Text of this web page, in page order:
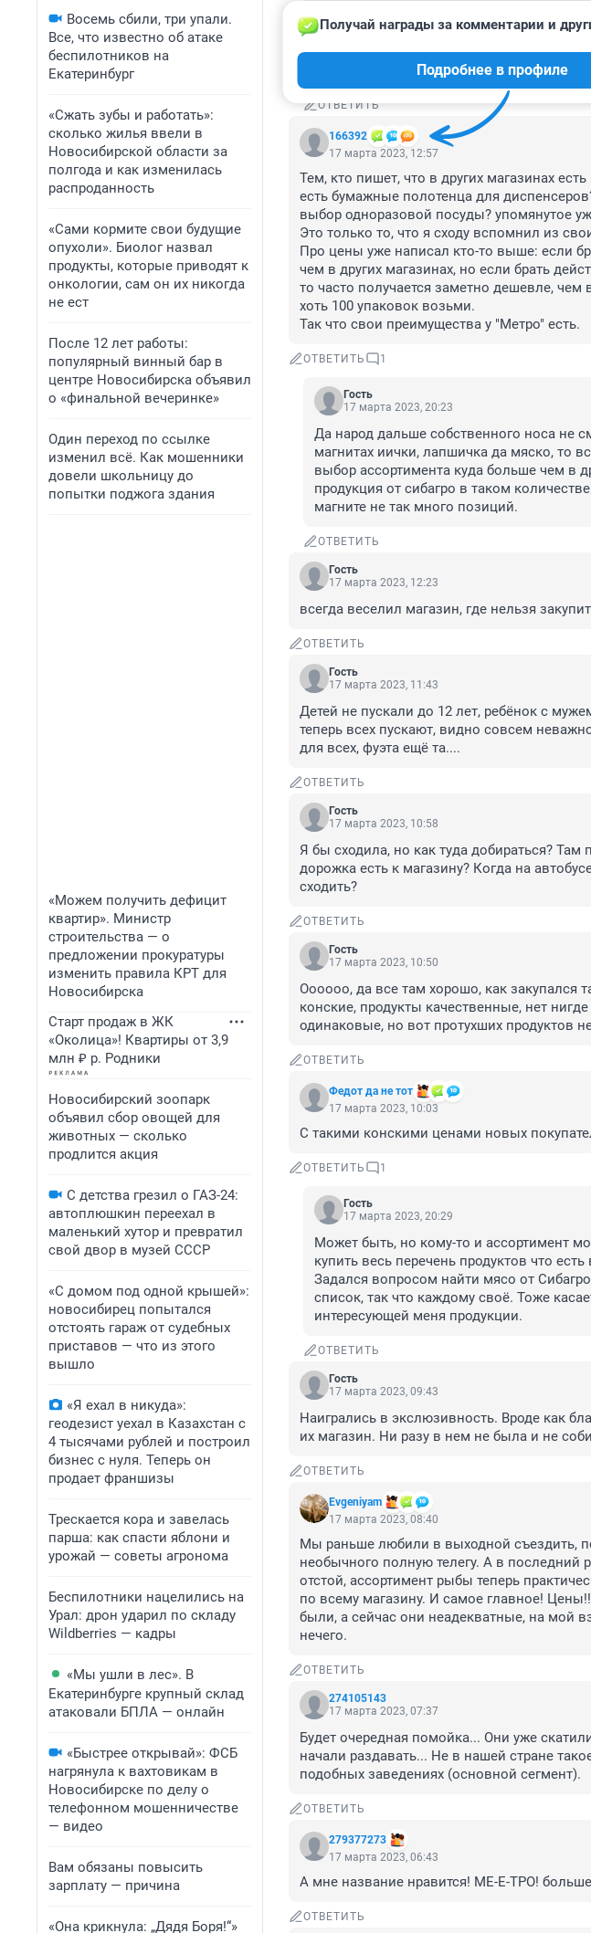
Восемь сбили, три упали.
Все, что известно об атаке
беспилотников на
Екатеринбург
«Сжать зубы и работать»:
сколько жилья ввели в
Новосибирской области за
полгода и как изменилась
распроданность
«Сами кормите свои будущие
опухоли». Биолог назвал
продукты, которые приводят к
онкологии, сам он их никогда
не ест
После 12 лет работы:
популярный винный бар в
центре Новосибирска объявил
о «финальной вечеринке»
Один переход по ссылке
изменил всё. Как мошенники
довели школьницу до
попытки поджога здания
«Можем получить дефицит
квартир». Министр
строительства — о
предложении прокуратуры
изменить правила КРТ для
Новосибирска
Старт продаж в ЖК
«Околица»! Квартиры от 3,9
млн ₽ р. Родники
Новосибирский зоопарк
объявил сбор овощей для
животных — сколько
продлится акция
С детства грезил о ГАЗ-24:
автоплюшкин переехал в
маленький хутор и превратил
свой двор в музей СССР
«С домом под одной крышей»:
новосибирец попытался
отстоять гараж от судебных
приставов — что из этого
вышло
«Я ехал в никуда»:
геодезист уехал в Казахстан с
4 тысячами рублей и построил
бизнес с нуля. Теперь он
продает франшизы
Трескается кора и завелась
парша: как спасти яблони и
урожай — советы агронома
Беспилотники нацелились на
Урал: дрон ударил по складу
Wildberries — кадры
«Мы ушли в лес». В
Екатеринбурге крупный склад
атаковали БПЛА — онлайн
«Быстрее открывай»: ФСБ
нагрянула к вахтовикам в
Новосибирске по делу о
телефонном мошенничестве
— видео
Вам обязаны повысить
зарплату — причина
«Она крикнула: „Дядя Боря!“»
17 марта 2023, 21:15
Светофор - это жесткий дискаунтер, то
изначально не предполагало заморозки.
ОТВЕТИТЬ
166392
Получай награды за комментарии и
Подробнее в профиле
17 марта 2023, 12:57
Тем, кто пишет, что в других магазинах
есть бумажные полотенца для
выбор одноразовой посуды? упомянутое
Это только то, что я сходу вспомнил из
Про цены уже написал кто-то выше: если
чем в других магазинах, но если брать
то часто получается заметно дешевле, чем
хоть 100 упаковок возьми.
Так что свои преимущества у "Метро" есть.
ОТВЕТИТЬ 1
Гость
17 марта 2023, 20:23
Да народ дальше собственного носа не
магнитах иички, лапшичка да мяско, то
выбор ассортимента куда больше чем в
продукция от сибагро в таком
магните не так много позиций.
ОТВЕТИТЬ
Гость
17 марта 2023, 12:23
всегда веселил магазин, где нельзя
ОТВЕТИТЬ
Гость
17 марта 2023, 11:43
Детей не пускали до 12 лет, ребёнок с
теперь всех пускают, видно совсем
для всех, фуэта ещё та....
ОТВЕТИТЬ
Гость
17 марта 2023, 10:58
Я бы сходила, но как туда добираться?
дорожка есть к магазину? Когда на
сходить?
ОТВЕТИТЬ
Гость
17 марта 2023, 10:50
Оооооо, да все там хорошо, как закупался
конские, продукты качественные, нет
одинаковые, но вот протухших продуктов
ОТВЕТИТЬ
Федот да не тот
17 марта 2023, 10:03
С такими конскими ценами новых
ОТВЕТИТЬ 1
Гость
17 марта 2023, 20:29
Может быть, но кому-то и ассортимент
купить весь перечень продуктов что
Задался вопросом найти мясо от
список, так что каждому своё. Тоже
интересующей меня продукции.
ОТВЕТИТЬ
Гость
17 марта 2023, 09:43
Наигрались в экслюзивность. Вроде как
их магазин. Ни разу в нем не была и не
ОТВЕТИТЬ
Evgeniyam
17 марта 2023, 08:40
Мы раньше любили в выходной съездить,
необычного полную телегу. А в
отстой, ассортимент рыбы теперь
по всему магазину. И самое главное!
были, а сейчас они неадекватные, на мой
нечего.
ОТВЕТИТЬ
274105143
17 марта 2023, 07:37
Будет очередная помойка... Они уже
начали раздавать... Не в нашей стране
подобных заведениях (основной сегмент).
ОТВЕТИТЬ
279377273
17 марта 2023, 06:43
А мне название нравится! МЕ-Е-ТРО!
ОТВЕТИТЬ